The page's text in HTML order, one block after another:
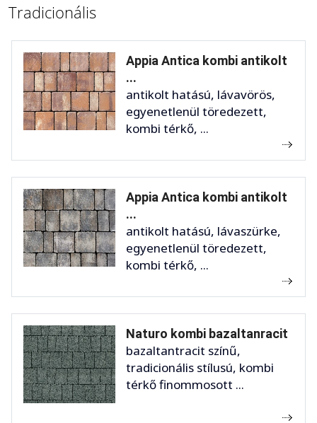
Tradicionális
Appia Antica kombi antikolt
...
antikolt hatású, lávavörös,
egyenetlenül töredezett,
kombi térkő, ...
Appia Antica kombi antikolt
...
antikolt hatású, lávaszürke,
egyenetlenül töredezett,
kombi térkő, ...
Naturo kombi bazaltanracit
bazaltantracit színű,
tradicionális stílusú, kombi
térkő finommosott ...